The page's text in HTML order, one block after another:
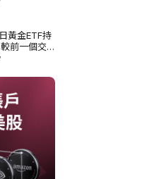
黃金ETF持
前一個交